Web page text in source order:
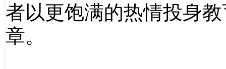
者以更饱满的热情投身
章。